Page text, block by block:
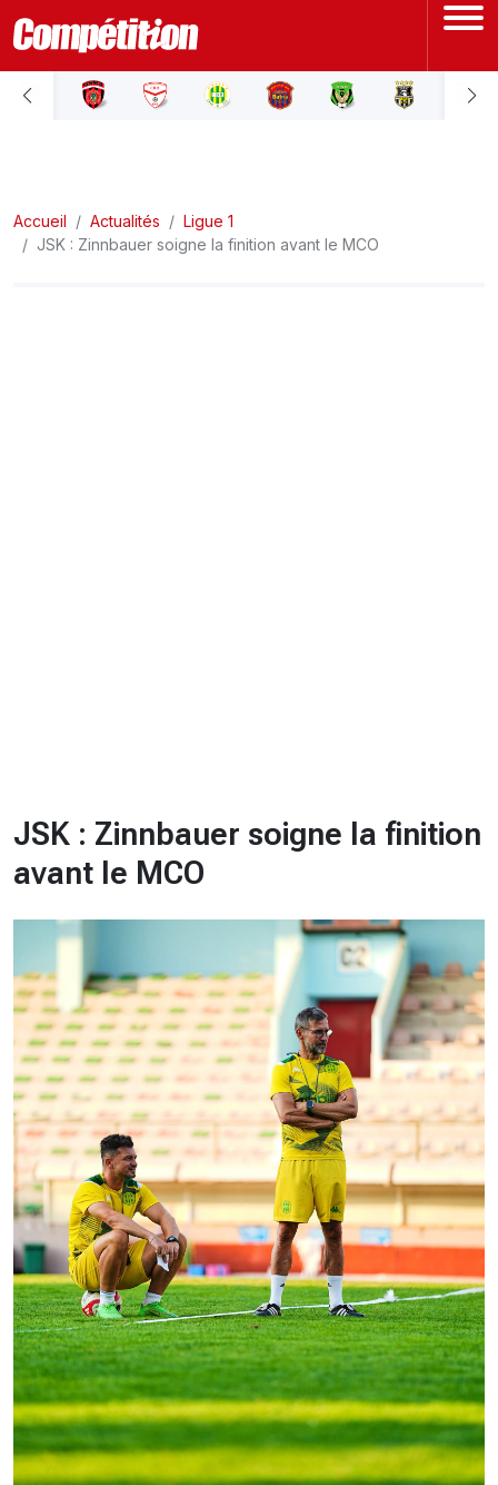
ACCUEIL
LIGUE 2
Accueil Actualités
Ligue 1
JSK : Zinnbauer soigne la finition avant le MCO
JSK : Zinnbauer soigne la finition
avant le MCO